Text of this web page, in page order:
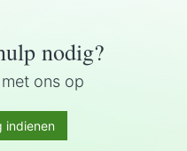
nodig?
ons op
indienen